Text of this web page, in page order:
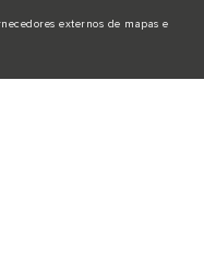
externos de mapas e